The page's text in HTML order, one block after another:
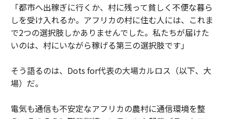
「都市へ出稼ぎに行くか、村に残って貧しく不便な暮ら
しを受け入れるか。アフリカの村に住む人には、これま
で2つの選択肢しかありませんでした。私たちが届けた
いのは、村にいながら稼げる第三の選択肢です」
そう語るのは、Dots for代表の大場カルロス（以下、大
場）だ。
電気も通信も不安定なアフリカの農村に通信環境を整